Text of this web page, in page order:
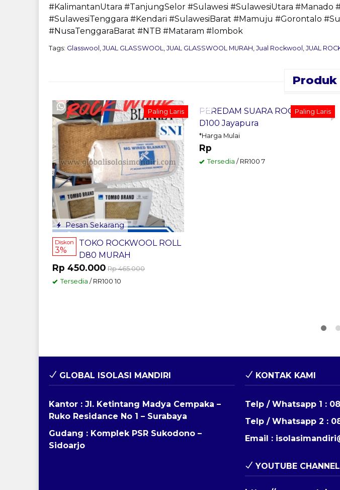
#KalimantanUtara #TanjungSelor #Sulawesi #SulawesiUtara #Manado
#SulawesiTenggara #Kendari #SulawesiBarat #Mamuju #Gorontalo
#NusaTenggaraBarat #NTB #Mataram #lombok
Tags: Glasswool JUAL GLASSWOOL JUAL GLASSWOOL MURAH Jual Rockwool JUAL
Pesan Sekarang
Paling Laris
Diskon
3%
TOKO ROCKWOOL ROLL
D80 MURAH
Rp 450.000 Rp 465.000
Tersedia / RR100 10
Paling Laris
PEREDAM SUARA ROCKWOOL
D100 Jayapura
*Harga Mulai
Rp
Tersedia / RR100 7
GLOBAL ISOLASI MANDIRI
Kantor : Jl. Ketintang Madya Cempaka –
Ruko Residance No 1 – Surabaya
Gudang : Komplek PSR Sukodono –
Sidoarjo
KONTAK KAMI
Telp / Whatsapp 1 :
Telp / Whatsapp 2 :
Email :
YOUTUBE CHANNEL